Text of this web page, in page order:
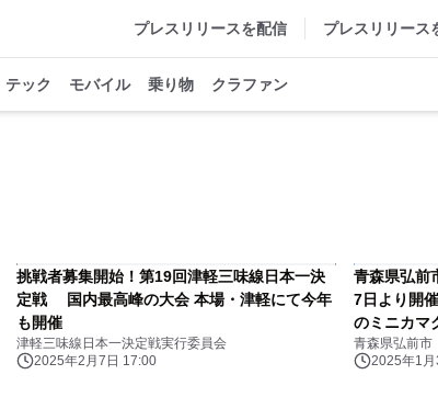
プレスリリースを配信 プレスリリース
テック モバイル 乗り物 クラファン
挑戦者募集開始！第19回津軽三味線日本一決
定戦 国内最高峰の大会 本場・津軽にて今年
も開催
津軽三味線日本一決定戦実行委員会
2025年2月7日 17:00
青森県弘前
7日より開
のミニカマ
青森県弘前市
2025年1